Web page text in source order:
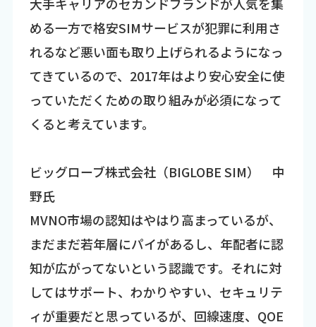
大手キャリアのセカンドブランドが人気を集
める一方で格安SIMサービスが犯罪に利用さ
れるなど悪い面も取り上げられるようになっ
てきているので、2017年はより安心安全に使
っていただくための取り組みが必須になって
くると考えています。
ビッグローブ株式会社（BIGLOBE SIM） 中
野氏
MVNO市場の認知はやはり高まっているが、
まだまだ若年層にパイがあるし、年配者に認
知が広がってないという認識です。それに対
してはサポート、わかりやすい、セキュリテ
ィが重要だと思っているが、回線速度、QOE